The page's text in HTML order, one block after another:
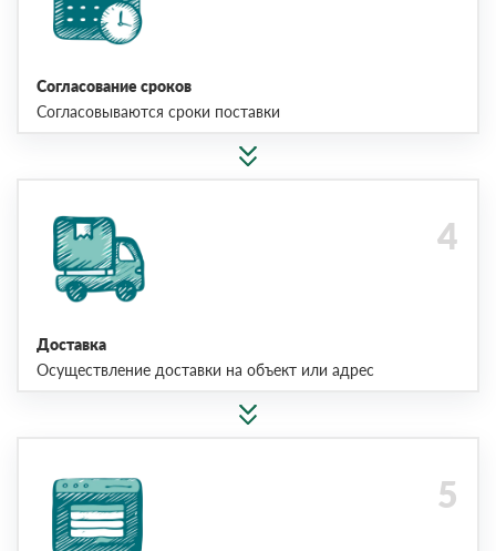
Согласование сроков
Согласовываются сроки поставки
Доставка
Осуществление доставки на объект или адрес